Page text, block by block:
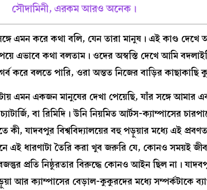
সৌদামিনী, এরকম আরও অনেক।
করে কথা বলি, যেন তারা মানুষ। এই কাণ্ড দেখে
এভাবে কথা বলতাম। ওদের অস্বস্তি দেখে আমি
করে বলতে পারি, ওরা অন্তত নিজের বাড়ির
এমন একজন মানুষের দেখা পেয়েছি, যাঁর সঙ্গে আমার
বা রিমিদি। উনি নিয়মিত আর্টস-ক্যাম্পাসের
কী, যাদবপুর বিশ্ববিদ্যালয়ের বহু পড়ুয়ার মধ্যে এই
এই ধারণাটা তৈরি করা খুব জরুরি যে, কোনও সময়ই
প্রতি নিষ্ঠুরতার বিরুদ্ধে কোনও আইন ছিল না।
আর ক্যাম্পাসের বেড়াল-কুকুরদের মধ্যে সম্পর্কটাকে